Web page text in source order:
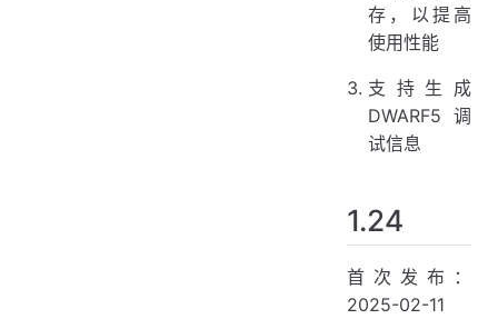
存，以提高
使用性能
支持生成
DWARF5调
试信息
1.24
首次发布：
2025-02-11